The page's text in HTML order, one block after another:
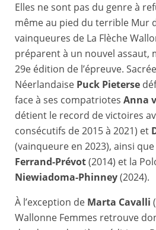
Elles ne sont pas du genre à
même au pied du terrible Mur
vainqueures de La Flèche
préparent à un nouvel assaut,
29e édition de l’épreuve.
Néerlandaise Puck Pieterse
face à ses compatriotes Anna
détient le record de victoires
consécutifs de 2015 à 2021) et
(vainqueure en 2023), ainsi
Ferrand-Prévot(2014) et la
Niewiadoma-Phinney(2024).
À l’exception de Marta Cavalli
Wallonne Femmes retrouve